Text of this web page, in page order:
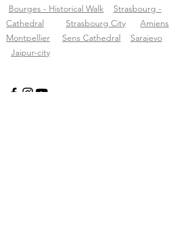
Bourges - Historical Walk
Strasbourg -
Cathedral
Strasbourg City
Amiens
Montpellier
Sens Cathedral
Sarajevo
Jaipur-city